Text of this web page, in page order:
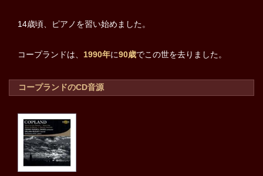
14歳頃、ピアノを習い始めました。
コープランドは、 1990年に90歳でこの世を去りました。
コープランドのCD音源